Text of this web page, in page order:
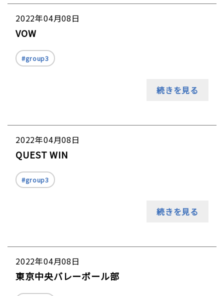
2022年04月08日
VOW
group3
続きを見る
2022年04月08日
QUEST WIN
group3
続きを見る
2022年04月08日
東京中央バレーボール部